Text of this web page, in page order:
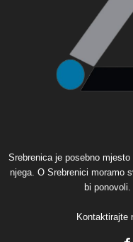
Srebrenica je posebno
njega. O Srebrenici moramo
bi
Kontaktirajte